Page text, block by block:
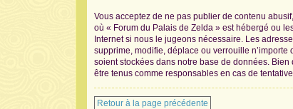
Vous acceptez de ne pas publier de contenu
où « Forum du Palais de Zelda » est hébergé ou
Internet si nous le jugeons nécessaire. Les
supprime, modifie, déplace ou verrouille
soient stockées dans notre base de données.
être tenus comme responsables en cas de
Retour à la page précédente